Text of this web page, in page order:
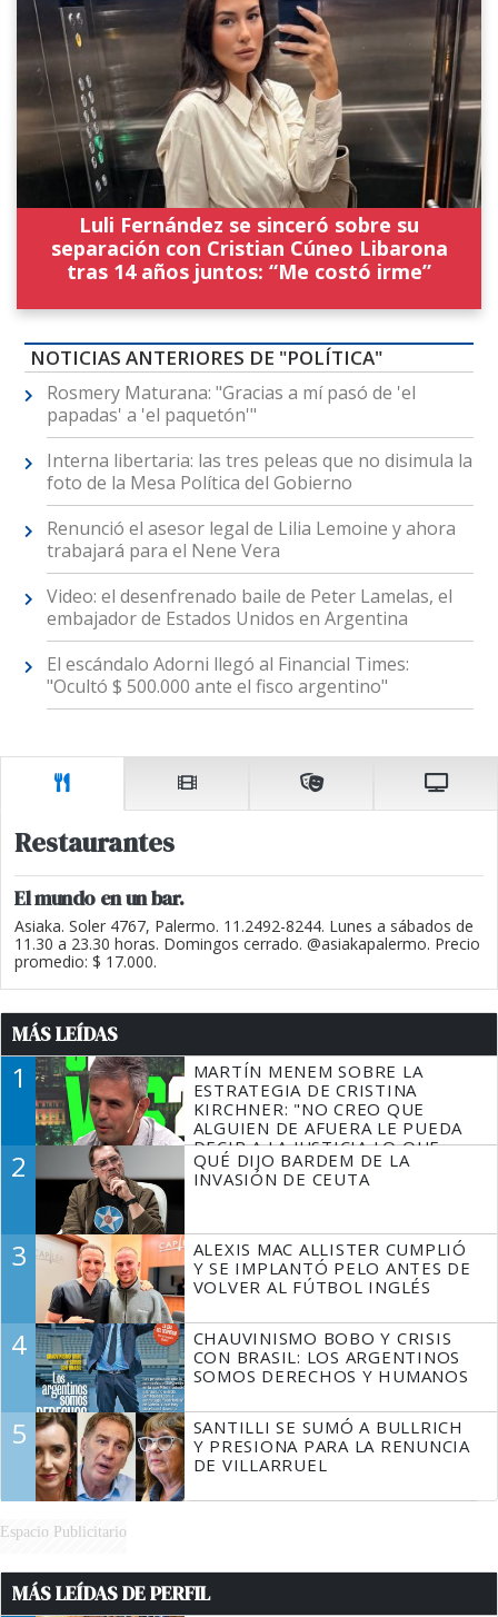
Luli Fernández se sinceró sobre su
separación con Cristian Cúneo Libarona
tras 14 años juntos: “Me costó irme”
NOTICIAS ANTERIORES DE "POLÍTICA"
Rosmery Maturana: "Gracias a mí pasó de 'el
papadas' a 'el paquetón'"
Interna libertaria: las tres peleas que no disimula la
foto de la Mesa Política del Gobierno
Renunció el asesor legal de Lilia Lemoine y ahora
trabajará para el Nene Vera
Video: el desenfrenado baile de Peter Lamelas, el
embajador de Estados Unidos en Argentina
El escándalo Adorni llegó al Financial Times:
"Ocultó $ 500.000 ante el fisco argentino"
Restaurantes
El mundo en un bar.
Asiaka. Soler 4767, Palermo. 11.2492-8244. Lunes a sábados de
11.30 a 23.30 horas. Domingos cerrado. @asiakapalermo. Precio
promedio: $ 17.000.
MÁS LEÍDAS
1
MARTÍN MENEM SOBRE LA
ESTRATEGIA DE CRISTINA
KIRCHNER: "NO CREO QUE
ALGUIEN DE AFUERA LE PUEDA
DECIR A LA JUSTICIA LO QUE
TIENE QUE HACER"
2
QUÉ DIJO BARDEM DE LA
INVASIÓN DE CEUTA
3
ALEXIS MAC ALLISTER CUMPLIÓ
Y SE IMPLANTÓ PELO ANTES DE
VOLVER AL FÚTBOL INGLÉS
4
CHAUVINISMO BOBO Y CRISIS
CON BRASIL: LOS ARGENTINOS
SOMOS DERECHOS Y HUMANOS
5
SANTILLI SE SUMÓ A BULLRICH
Y PRESIONA PARA LA RENUNCIA
DE VILLARRUEL
Espacio Publicitario
MÁS LEÍDAS DE PERFIL